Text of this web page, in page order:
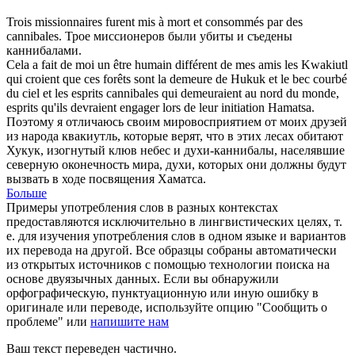
Trois missionnaires furent mis à mort et consommés par des
cannibales. Трое миссионеров были убиты и съедены
каннибалами.
Cela a fait de moi un être humain différent de mes amis les Kwakiutl
qui croient que ces forêts sont la demeure de Hukuk et le bec courbé
du ciel et les esprits cannibales qui demeuraient au nord du monde,
esprits qu'ils devraient engager lors de leur initiation Hamatsa.
Поэтому я отличаюсь своим мировосприятием от моих друзей
из народа квакиутль, которые верят, что в этих лесах обитают
Хукук, изогнутый клюв небес и духи-каннибалы, населявшие
северную оконечность мира, духи, которых они должны будут
вызвать в ходе посвящения Хаматса.
Больше
Примеры употребления слов в разных контекстах
предоставляются исключительно в лингвистических целях, т.
е. для изучения употребления слов в одном языке и вариантов
их перевода на другой. Все образцы собраны автоматически
из открытых источников с помощью технологии поиска на
основе двуязычных данных. Если вы обнаружили
орфографическую, пунктуационную или иную ошибку в
оригинале или переводе, используйте опцию "Сообщить о
проблеме" или напишите нам
Ваш текст переведен частично.